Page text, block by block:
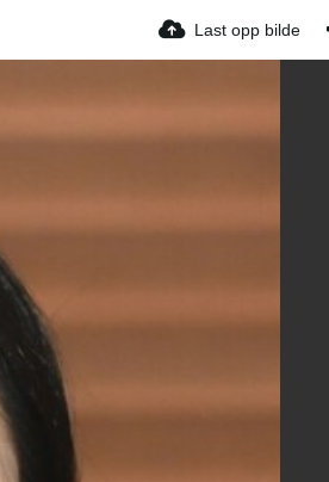
Last opp bilde